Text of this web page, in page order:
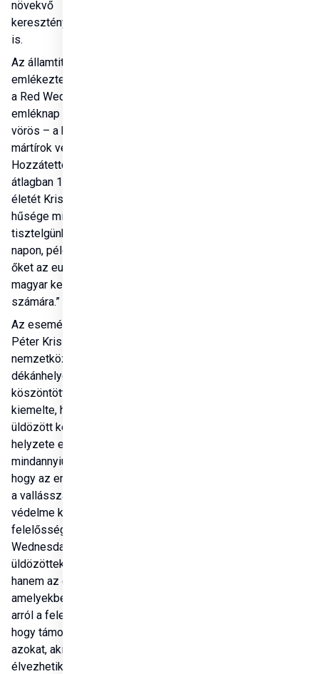
növekvő
keresztényellenességet
is.
Az államtitkár
emlékeztetett arra, hogy
a Red Wednesday
emléknap színe – a
vörös – a keresztény
mártírok vérére utal.
Hozzátette: „Tavaly napi
átlagban 13 ember adta
életét Krisztushoz való
hűsége miatt. Előttük
tisztelgünk ezen a
napon, példaként állítva
őket az európai és
magyar keresztények
számára.”
Az eseményt Zahar
Péter Krisztián, az NKE
nemzetközi
dékánhelyettese is
köszöntötte, aki
kiemelte, hogy az
üldözött keresztények
helyzete emlékeztet
mindannyiunkat arra,
hogy az emberi jogok és
a vallásszabadság
védelme közös
felelősségünk. „A Red
Wednesday nemcsak az
üldözöttekért szól,
hanem az értékekről,
amelyekben hiszünk, és
arról a felelősségről,
hogy támogassuk
azokat, akik nem
élvezhetik a